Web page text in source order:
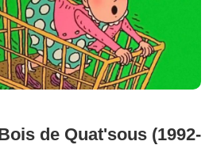
de Quat'sous (1992-